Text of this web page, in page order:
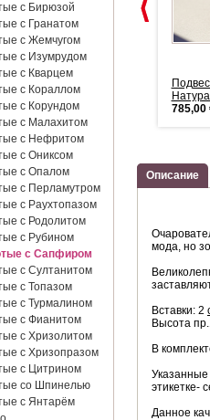
с Бирюзой
с Гранатом
с Жемчугом
с Изумрудом
с Кварцем
с Кораллом
с Корундом
с Малахитом
с Нефритом
с Ониксом
с Опалом
с Перламутром
с Раухтопазом
с Родолитом
с Рубином
с Сапфиром
с Султанитом
с Топазом
с Турмалином
с Фианитом
с Хризолитом
с Хризопразом
с Цитрином
со Шпинелью
с Янтарём
SOKOLOV Золотая подвеска
брилл...
€*
785,00
Описание
мода, но
Вставки: 2
Высота
В
этикетке-
Данное